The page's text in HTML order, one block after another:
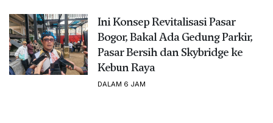
Ini Konsep Revitalisasi Pasar
Bogor, Bakal Ada Gedung Parkir,
Pasar Bersih dan Skybridge ke
Kebun Raya
DALAM 6 JAM